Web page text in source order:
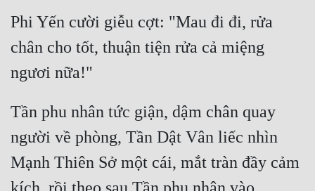
Phi Yến cười giễu cợt: "Mau đi đi, rửa
chân cho tốt, thuận tiện rửa cả miệng
Tần phu nhân tức giận, dậm chân quay
người về phòng, Tần Dật Vân liếc nhìn
Mạnh Thiên Sở một cái, mắt tràn đầy cảm